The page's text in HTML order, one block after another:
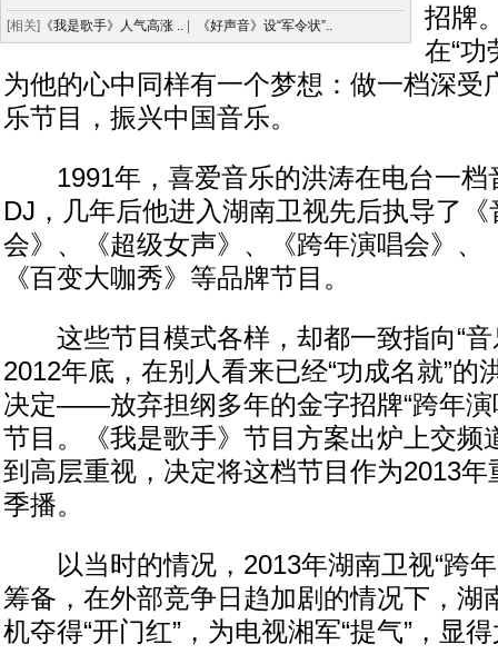
[相关] 《我是歌手》人气高涨 .. 《好声音》设“军令状”..
招牌
在“功
为他的心中同样有一个梦想：做一档深受
乐节目，振兴中国音乐。
1991年，喜爱音乐的洪涛在电台一档
DJ，几年后他进入湖南卫视先后执导了
会》、《超级女声》、《跨年演唱会》、
《百变大咖秀》等品牌节目。
这些节目模式各样，却都一致指向“音
2012年底，在别人看来已经“功成名就”的
决定——放弃担纲多年的金字招牌“跨年演
节目。《我是歌手》节目方案出炉上交频
到高层重视，决定将这档节目作为2013
季播。
以当时的情况，2013年湖南卫视“跨年
筹备，在外部竞争日趋加剧的情况下，湖
机夺得“开门红”，为电视湘军“提气”，显